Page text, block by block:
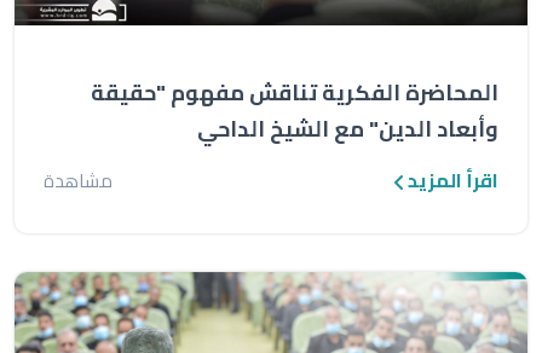
المحاضرة الفكرية تناقش مفهوم "حقيقة
وأبعاد الدين" مع الشيخ الداحي
اقرأ المزيد مشاهدة